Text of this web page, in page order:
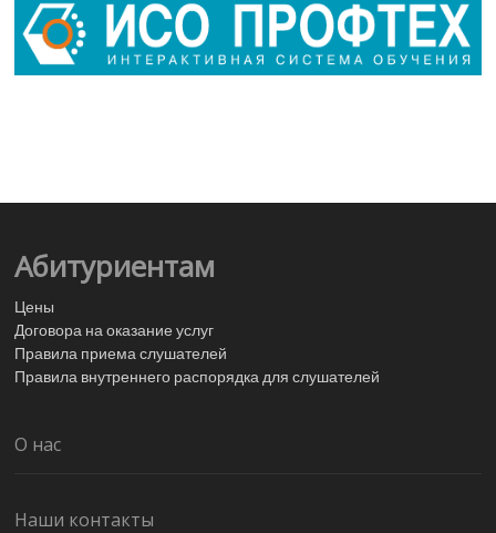
Абитуриентам
Цены
Договора на оказание услуг
Правила приема слушателей
Правила внутреннего распорядка для слушателей
О нас
Наши контакты